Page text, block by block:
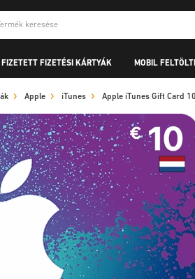
FIZETETT FIZETÉSI KÁRTYÁK MOBIL
Apple iTunes Apple iTunes Gift Card